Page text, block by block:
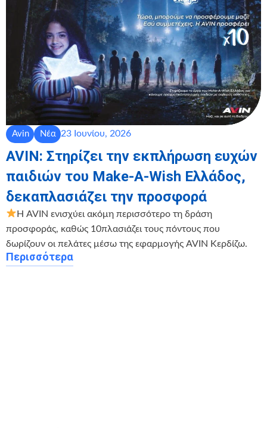
Avin Νέα 23 Ιουνίου, 2026
AVIN: Στηρίζει την εκπλήρωση ευχών
παιδιών του Make-A-Wish Ελλάδος,
δεκαπλασιάζει την προσφορά
Η AVIN ενισχύει ακόμη περισσότερο τη δράση
προσφοράς, καθώς 10πλασιάζει τους πόντους που
δωρίζουν οι πελάτες μέσω της εφαρμογής AVIN Κερδίζω.
Περισσότερα